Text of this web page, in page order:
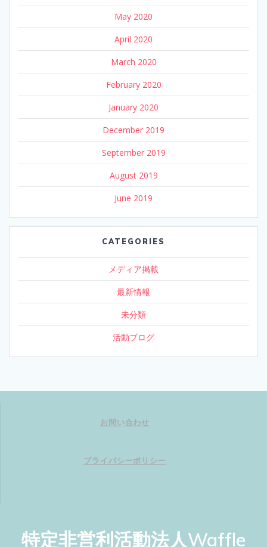
May 2020
April 2020
March 2020
February 2020
January 2020
December 2019
September 2019
August 2019
June 2019
CATEGORIES
メディア掲載
最新情報
未分類
活動ブログ
お問い合わせ
プライバシーポリシー
特定非営利活動法人Waffle